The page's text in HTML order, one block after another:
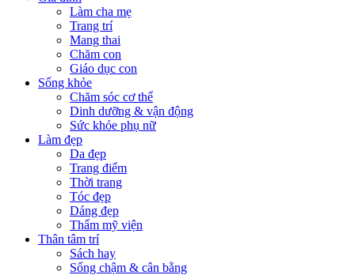
Làm cha mẹ
Trang trí
Mang thai
Chăm con
Giáo dục con
Sống khỏe
Chăm sóc cơ thể
Dinh dưỡng & vận động
Sức khỏe phụ nữ
Làm đẹp
Da đẹp
Trang điểm
Thời trang
Tóc đẹp
Dáng đẹp
Thẩm mỹ viện
Thân tâm trí
Sách hay
Sống chậm & cân bằng